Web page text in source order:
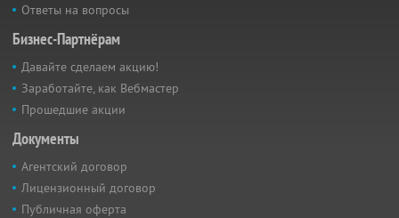
Ответы на вопросы
Бизнес-Партнёрам
Давайте сделаем акцию!
Заработайте, как Вебмастер
Прошедшие акции
Документы
Агентский договор
Лицензионный договор
Публичная оферта